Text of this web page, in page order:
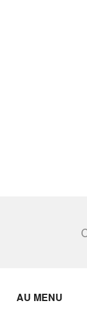
AU MENU